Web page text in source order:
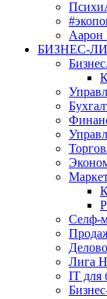
Аарон
БИЗНЕС-
Селф-
Лига
IT для